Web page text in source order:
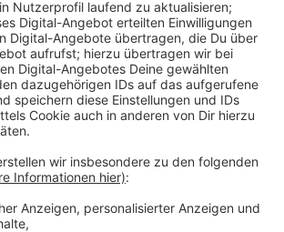
Karneval weniger oft Essen.
davon aus, dass Restaurantbesitzer
drei Monaten einen Effekt der
absehen können. Konkret
der Mehrwertsteuer im letzten Jahr
die Kosten für Gastronomen durch die
abgefedert hatte.